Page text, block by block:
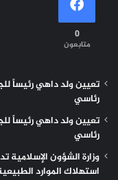
0
متابعون
تعيين ولد داهي رئيساً
رئاسي
تعيين ولد داهي رئيساً
رئاسي
وزارة الشؤون
استهلاك الموارد